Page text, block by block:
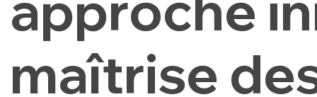
maîtrise